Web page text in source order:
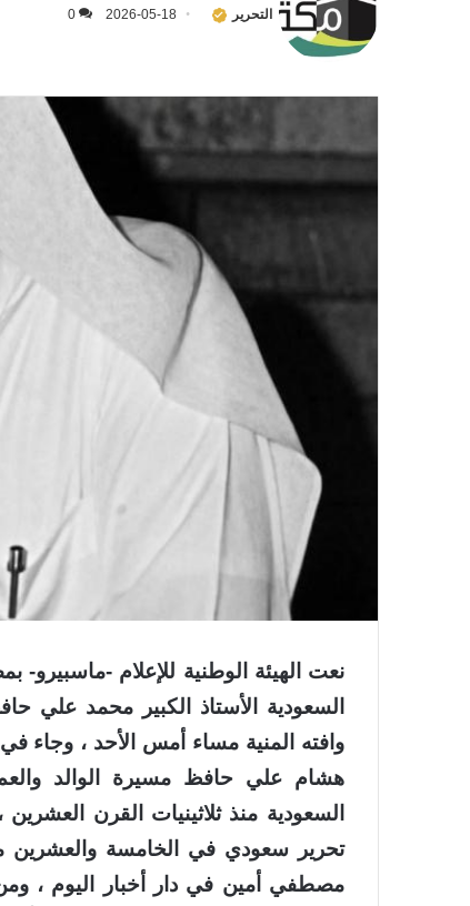
التحرير 2026-05-18
0
نعت الهيئة الوطنية للإعلام -ماسبيرو-
السعودية الأستاذ الكبير محمد
وافته المنية مساء أمس الأحد ، وجاء
هشام علي حافظ مسيرة الوالد
السعودية منذ ثلاثينيات القرن
تحرير سعودي في الخامسة والعشرين
مصطفي أمين في دار أخبار اليوم ،